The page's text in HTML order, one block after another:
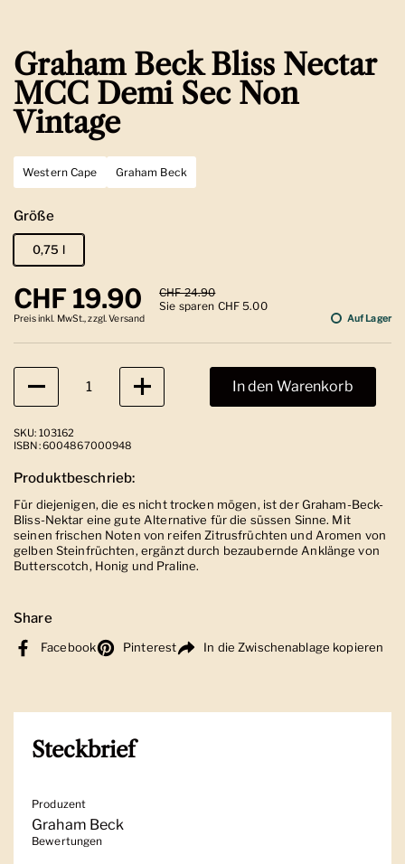
Graham Beck Bliss Nectar
MCC Demi Sec Non
Vintage
Western Cape Graham Beck
Größe
0,75 l
Regulärer Preis
CHF 19.90 Sale-Preis
CHF 24.90
Sie sparen CHF 5.00
Preis inkl. MwSt., zzgl. Versand Auf Lager
Anzahl
In den Warenkorb
SKU: 103162
ISBN: 6004867000948
Produktbeschrieb:
Für diejenigen, die es nicht trocken mögen, ist der Graham-Beck-
Bliss-Nektar eine gute Alternative für die süssen Sinne. Mit
seinen frischen Noten von reifen Zitrusfrüchten und Aromen von
gelben Steinfrüchten, ergänzt durch bezaubernde Anklänge von
Butterscotch, Honig und Praline.
Share
Facebook Pinterest In die Zwischenablage kopieren
Steckbrief
Produzent
Graham Beck
Bewertungen